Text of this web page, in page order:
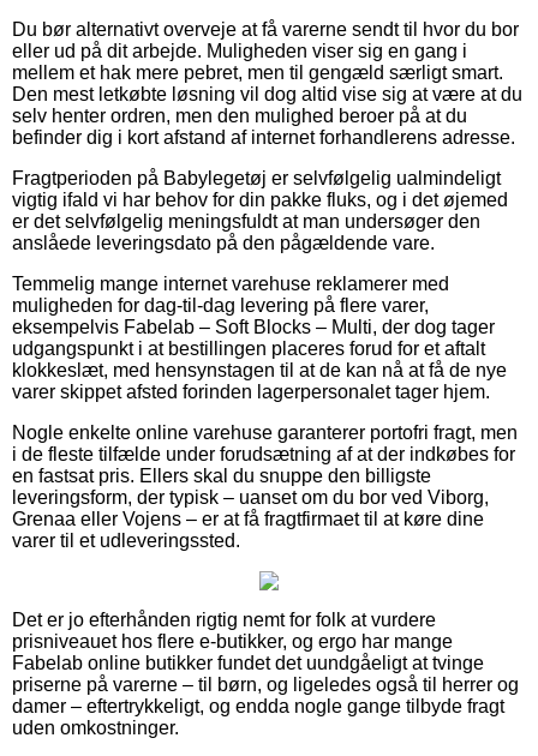
Du bør alternativt overveje at få varerne sendt til hvor du bor
eller ud på dit arbejde. Muligheden viser sig en gang i
mellem et hak mere pebret, men til gengæld særligt smart.
Den mest letkøbte løsning vil dog altid vise sig at være at du
selv henter ordren, men den mulighed beroer på at du
befinder dig i kort afstand af internet forhandlerens adresse.
Fragtperioden på Babylegetøj er selvfølgelig ualmindeligt
vigtig ifald vi har behov for din pakke fluks, og i det øjemed
er det selvfølgelig meningsfuldt at man undersøger den
anslåede leveringsdato på den pågældende vare.
Temmelig mange internet varehuse reklamerer med
muligheden for dag-til-dag levering på flere varer,
eksempelvis Fabelab – Soft Blocks – Multi, der dog tager
udgangspunkt i at bestillingen placeres forud for et aftalt
klokkeslæt, med hensynstagen til at de kan nå at få de nye
varer skippet afsted forinden lagerpersonalet tager hjem.
Nogle enkelte online varehuse garanterer portofri fragt, men
i de fleste tilfælde under forudsætning af at der indkøbes for
en fastsat pris. Ellers skal du snuppe den billigste
leveringsform, der typisk – uanset om du bor ved Viborg,
Grenaa eller Vojens – er at få fragtfirmaet til at køre dine
varer til et udleveringssted.
Det er jo efterhånden rigtig nemt for folk at vurdere
prisniveauet hos flere e-butikker, og ergo har mange
Fabelab online butikker fundet det uundgåeligt at tvinge
priserne på varerne – til børn, og ligeledes også til herrer og
damer – eftertrykkeligt, og endda nogle gange tilbyde fragt
uden omkostninger.